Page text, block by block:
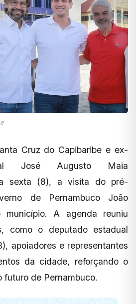
Cruz do Capibaribe e ex-
José Augusto Maia
sexta (8), a visita do pré-
de Pernambuco João
município. A agenda reuniu
como o deputado estadual
apoiadores e representantes
da cidade, reforçando o
futuro de Pernambuco.